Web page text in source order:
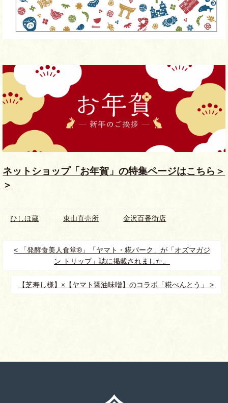
ネットショップ「お年賀」の特集ページはこちら＞
＞
ひしほ蔵 東山直売所 金沢百番街店
< 「発酵食美人食堂®」「ヤマト・糀パーク」が「オズマガジ
ン トリップ」誌に掲載されました。
【芝寿し様】×【ヤマト醤油味噌】のコラボ「糀べんとう」 >